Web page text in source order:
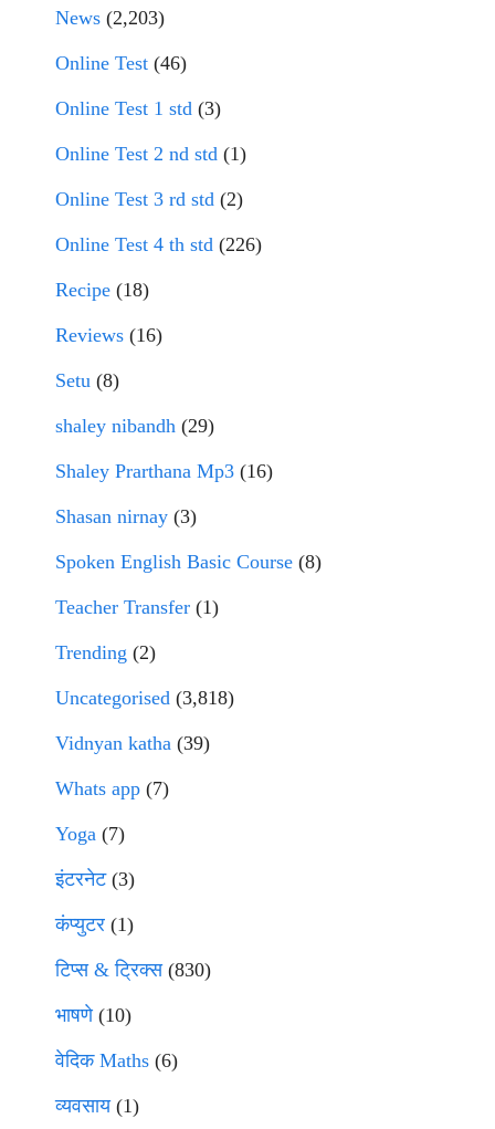
News (2,203)
Online Test (46)
Online Test 1 std (3)
Online Test 2 nd std (1)
Online Test 3 rd std (2)
Online Test 4 th std (226)
Recipe (18)
Reviews (16)
Setu (8)
shaley nibandh (29)
Shaley Prarthana Mp3 (16)
Shasan nirnay (3)
Spoken English Basic Course (8)
Teacher Transfer (1)
Trending (2)
Uncategorised (3,818)
Vidnyan katha (39)
Whats app (7)
Yoga (7)
इंटरनेट(3)
कंप्युटर (1)
टिप्स & ट्रिक्स(830)
भाषणे(10)
वेदिक Maths (6)
व्यवसाय(1)